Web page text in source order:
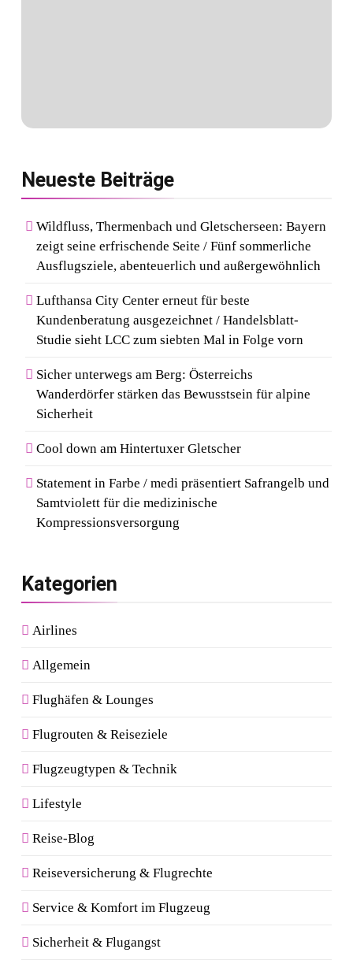
Neueste Beiträge
Wildfluss, Thermenbach und Gletscherseen: Bayern
zeigt seine erfrischende Seite / Fünf sommerliche
Ausflugsziele, abenteuerlich und außergewöhnlich
Lufthansa City Center erneut für beste
Kundenberatung ausgezeichnet / Handelsblatt-
Studie sieht LCC zum siebten Mal in Folge vorn
Sicher unterwegs am Berg: Österreichs
Wanderdörfer stärken das Bewusstsein für alpine
Sicherheit
Cool down am Hintertuxer Gletscher
Statement in Farbe / medi präsentiert Safrangelb und
Samtviolett für die medizinische
Kompressionsversorgung
Kategorien
Airlines
Allgemein
Flughäfen & Lounges
Flugrouten & Reiseziele
Flugzeugtypen & Technik
Lifestyle
Reise-Blog
Reiseversicherung & Flugrechte
Service & Komfort im Flugzeug
Sicherheit & Flugangst